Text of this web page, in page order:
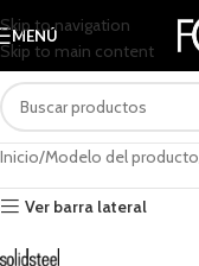
Skip to navigation
Skip to main content
MENÚ
Inicio Modelo del producto
Ver barra lateral